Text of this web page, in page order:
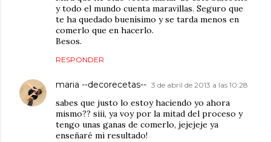
y todo el mundo cuenta maravillas. Seguro que
te ha quedado buenísimo y se tarda menos en
comerlo que en hacerlo.
Besos.
RESPONDER
maria --decorecetas-- 3 de abril de 2013 a las 10:28
sabes que justo lo estoy haciendo yo ahora
mismo?? siii, ya voy por la mitad del proceso y
tengo unas ganas de comerlo, jejejeje ya
enseñaré mi resultado!